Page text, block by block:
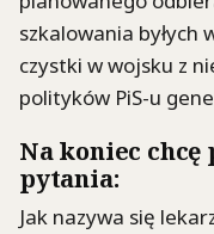
szkalowania byłych
czystki w wojsku z
polityków PiS-u
Na koniec chcę
pytania:
Jak nazywa się